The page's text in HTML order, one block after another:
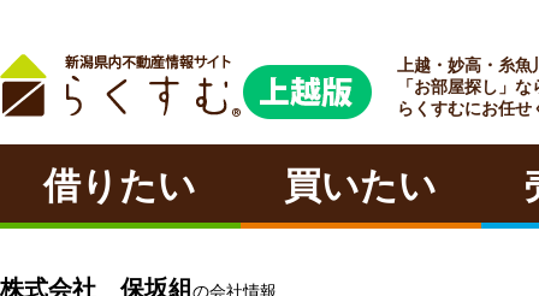
ラクチン
上越・妙高・糸魚
「お部屋探し」な
らくすむにお任せ
借りたい 買いたい
株式会社 保坂組 の会社情報